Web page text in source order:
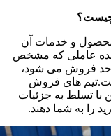
و خدمات آن
عاملی که مشخص
فروش می شود،
های فروش
تسلط به جزئیات
را به شما دهند.